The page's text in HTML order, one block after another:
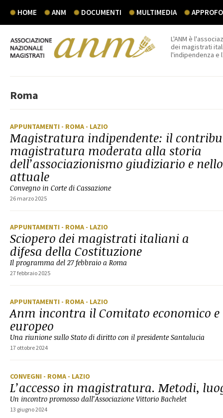
HOME ANM DOCUMENTI MULTIMEDIA
L'ANM è
dei magistrati
l'indipendenza e
Roma
APPUNTAMENTI - ROMA - LAZIO
Magistratura indipendente: il
magistratura moderata alla storia
dell’associazionismo giudiziario e
attuale
Convegno in Corte di Cassazione
26 marzo 2025
APPUNTAMENTI - ROMA - LAZIO
Sciopero dei magistrati italiani a
difesa della Costituzione
Il programma del 27 febbraio a Roma
27 febbraio 2025
APPUNTAMENTI - ROMA - LAZIO
Anm incontra il Comitato economico e
europeo
Una riunione sullo Stato di diritto con il presidente Santalucia
17 ottobre 2024
CONVEGNI - ROMA - LAZIO
L’accesso in magistratura. Metodi,
Un incontro promosso dall’Associazione Vittorio Bachelet
13 giugno 2024